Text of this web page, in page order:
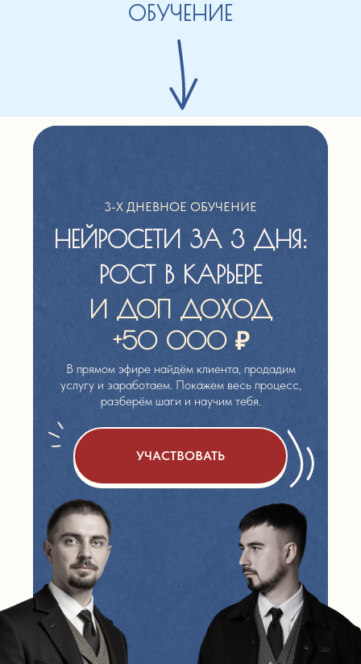
УЧАСТВОВАТЬ
ОБУЧЕНИЕ
3-Х ДНЕВНОЕ ОБУЧЕНИЕ
В прямом эфире найдём клиента, продадим
услугу и заработаем. Покажем весь процесс,
разберём шаги и научим тебя.
НЕЙРОСЕТИ ЗА 3 ДНЯ:
РОСТ В КАРЬЕРЕ
И ДОП ДОХОД
+50 000 ₽
УЧАСТВОВАТЬ